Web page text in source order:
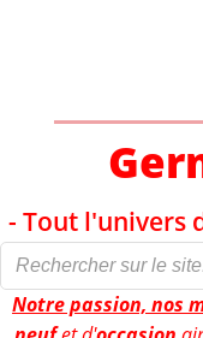
- Tout l'univers
Notre passion, nos